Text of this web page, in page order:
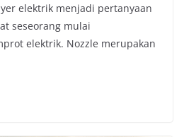
elektrik menjadi pertanyaan
seseorang mulai
elektrik. Nozzle merupakan